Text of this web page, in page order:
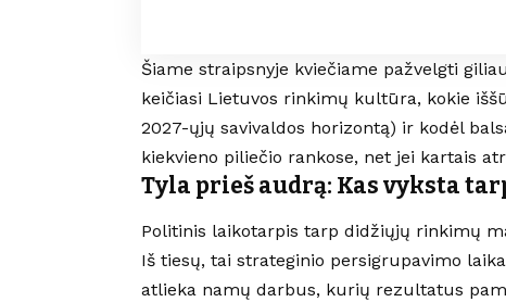
Šiame straipsnyje kviečiame pažvelgti
keičiasi Lietuvos rinkimų kultūra, kokie
2027-ųjų savivaldos horizontą) ir kodėl
kiekvieno piliečio rankose, net jei kartais
Tyla prieš audrą: Kas vyksta
Politinis laikotarpis tarp didžiųjų rinkimų
Iš tiesų, tai strateginio persigrupavimo
atlieka namų darbus, kurių rezultatus